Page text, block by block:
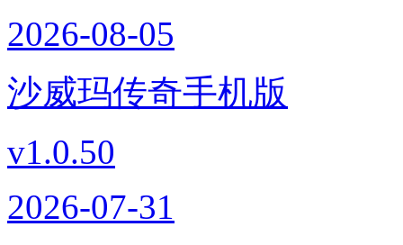
2026-08-05
沙威玛传奇手机版
v1.0.50
2026-07-31